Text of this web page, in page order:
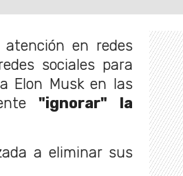
en redes
sociales para
Elon Musk en las
"ignorar" la
a eliminar sus